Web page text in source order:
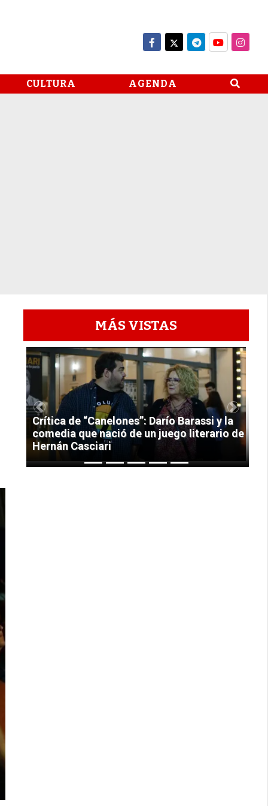
CULTURA AGENDA
MÁS VISTAS
1
Crítica de “Canelones”: Darío Barassi y la
comedia que nació de un juego literario de
Hernán Casciari
Previous Next